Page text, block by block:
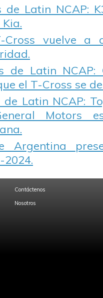
de Latin NCAP:
Cross vuelve a
de Latin NCAP:
el T-Cross se
Latin NCAP:
Motors
Argentina
Contáctenos
Nosotros